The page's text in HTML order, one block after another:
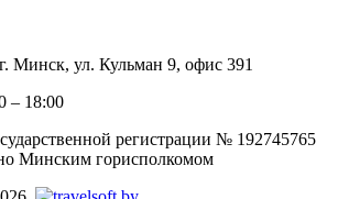
Минск, ул. Кульман 9, офис 391
– 18:00
регистрации № 192745765
Минским горисполкомом